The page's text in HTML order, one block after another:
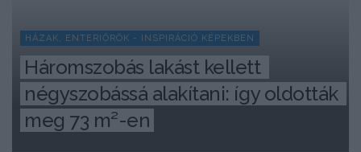
HÁZAK, ENTERIŐRÖK - INSPIRÁCIÓ KÉPEKBEN
Háromszobás lakást kellett
négyszobássá alakítani: így oldották
meg 73 m²-en